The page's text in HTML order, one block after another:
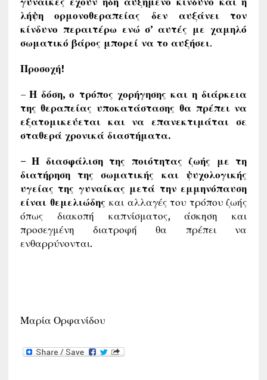
λήψη ορμονοθεραπείας δεν αυξάνει τον
κίνδυνο περαιτέρω ενώ σ’ αυτές με χαμηλό
σωματικό βάρος μπορεί να το αυξήσει.
Προσοχή!
– Η δόση, ο τρόπος χορήγησης και η διάρκεια
της θεραπείας υποκατάστασης θα πρέπει να
εξατομικεύεται και να επανεκτιμάται σε
σταθερά χρονικά διαστήματα.
– Η διασφάλιση της ποιότητας ζωής με τη
διατήρηση της σωματικής και ψυχολογικής
υγείας της γυναίκας μετά την εμμηνόπαυση
είναι θεμελιώδης και αλλαγές του τρόπου ζωής
όπως διακοπή καπνίσματος, άσκηση και
προσεγμένη διατροφή θα πρέπει να
ενθαρρύνονται.
Μαρία Ορφανίδου